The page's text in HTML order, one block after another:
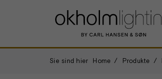
Sie sind hier Home Produkte